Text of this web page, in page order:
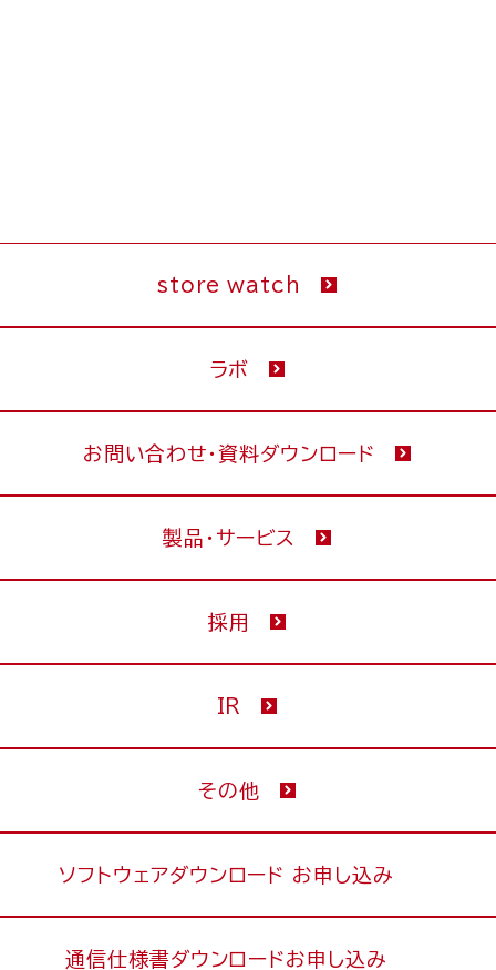
store watch
ラボ
お問い合わせ・資料ダウンロード
製品・サービス
採用
IR
その他
ソフトウェアダウンロード お申し込み
通信仕様書ダウンロードお申し込み